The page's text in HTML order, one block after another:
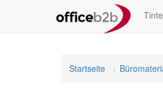
Startseite